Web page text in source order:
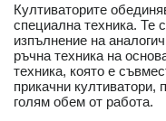
Култиваторите
специална техника. Те
изпълнение на
ръчна техника на
техника, която е
прикачни култиватори,
голям обем от работа.